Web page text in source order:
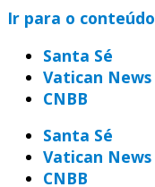
Ir para o conteúdo
Santa Sé
Vatican News
CNBB
Santa Sé
Vatican News
CNBB